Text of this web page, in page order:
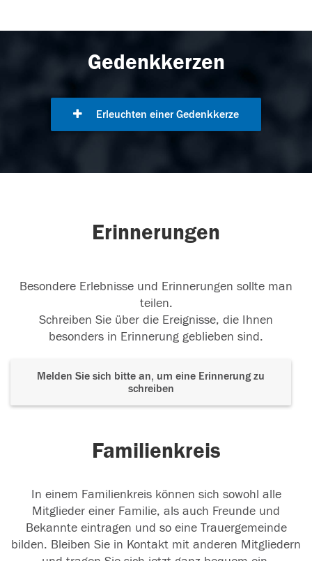
Gedenkkerzen
Erleuchten einer Gedenkkerze
Erinnerungen
Besondere Erlebnisse und Erinnerungen sollte man
teilen.
Schreiben Sie über die Ereignisse, die Ihnen
besonders in Erinnerung geblieben sind.
Melden Sie sich bitte an, um eine Erinnerung zu
schreiben
Familienkreis
In einem Familienkreis können sich sowohl alle
Mitglieder einer Familie, als auch Freunde und
Bekannte eintragen und so eine Trauergemeinde
bilden. Bleiben Sie in Kontakt mit anderen Mitgliedern